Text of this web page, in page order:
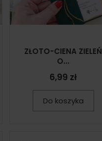
ZŁOTO-CIENA ZIELEŃ
O...
6,99 zł
Do koszyka